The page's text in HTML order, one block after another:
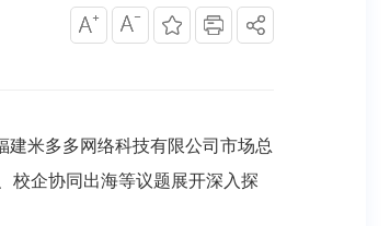
建米多多网络科技有限公司市场总
校企协同出海等议题展开深入探